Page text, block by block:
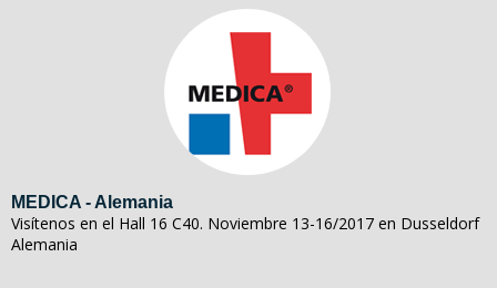
MEDICA - Alemania
Visítenos en el Hall 16 C40. Noviembre 13-16/2017 en Dusseldorf
Alemania